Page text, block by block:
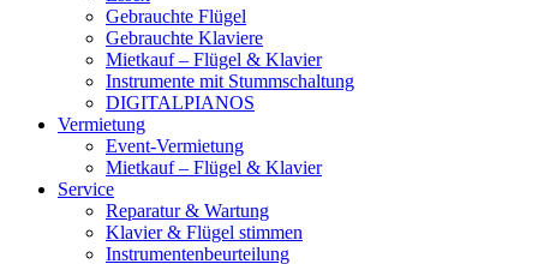
Gebrauchte Flügel
Gebrauchte Klaviere
Mietkauf – Flügel & Klavier
Instrumente mit Stummschaltung
DIGITALPIANOS
Vermietung
Event-Vermietung
Mietkauf – Flügel & Klavier
Service
Reparatur & Wartung
Klavier & Flügel stimmen
Instrumentenbeurteilung